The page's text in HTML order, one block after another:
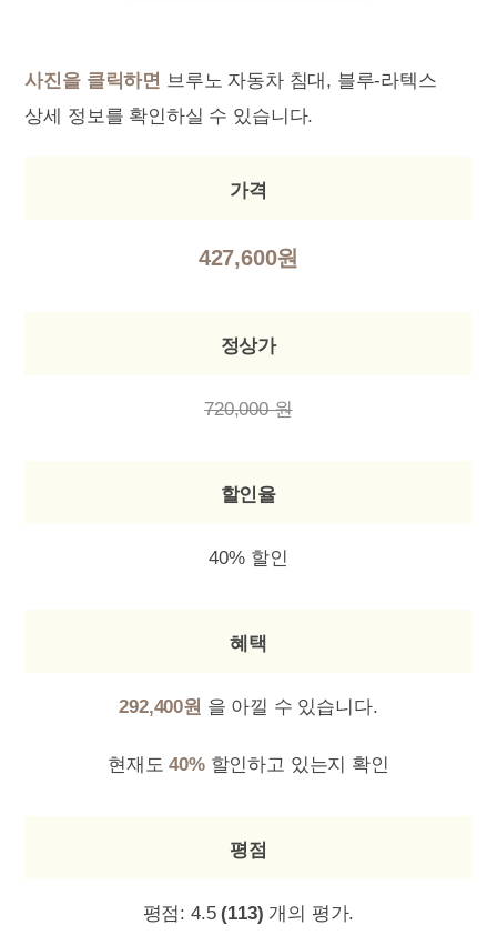
사진을 클릭하면 브루노 자동차 침대, 블루-라텍스
상세 정보를 확인하실 수 있습니다.
가격
427,600원
정상가
720,000 원
할인율
40% 할인
혜택
292,400원 을 아낄 수 있습니다.
현재도40%할인하고 있는지 확인
평점
평점: 4.5 (113) 개의 평가.